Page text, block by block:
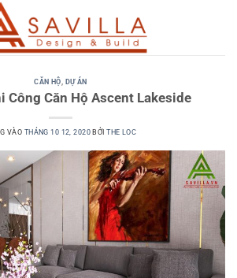
CĂN HỘ, DỰ ÁN
Công Căn Hộ Ascent Lakeside
VÀO THÁNG 10 12, 2020 BỞITHE LOC